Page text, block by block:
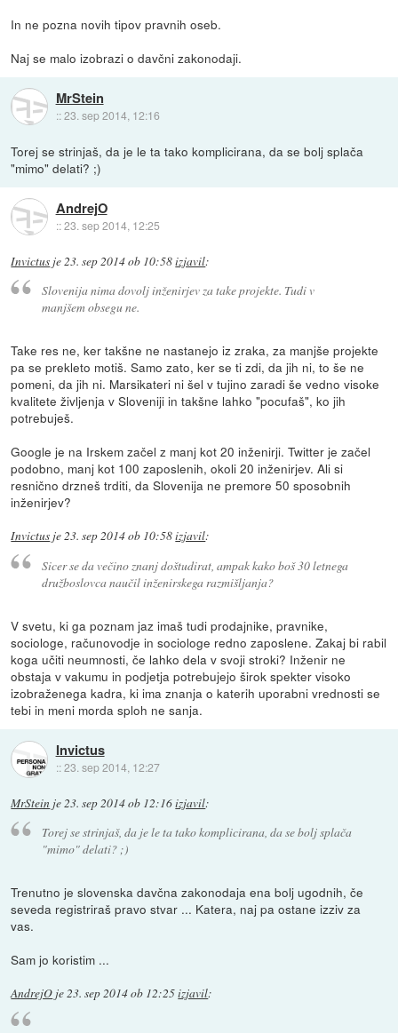
In ne pozna novih tipov pravnih oseb.
Naj se malo izobrazi o davčni zakonodaji.
MrStein
::23. sep 2014, 12:16
Torej se strinjaš, da je le ta tako komplicirana, da se bolj splača
"mimo" delati? ;)
AndrejO
::23. sep 2014, 12:25
Invictus je23. sep 2014 ob 10:58izjavil:
Slovenija nima dovolj inženirjev za take projekte. Tudi v
manjšem obsegu ne.
Take res ne, ker takšne ne nastanejo iz zraka, za manjše projekte
pa se prekleto motiš. Samo zato, ker se ti zdi, da jih ni, to še ne
pomeni, da jih ni. Marsikateri ni šel v tujino zaradi še vedno visoke
kvalitete življenja v Sloveniji in takšne lahko "pocufaš", ko jih
potrebuješ.
Google je na Irskem začel z manj kot 20 inženirji. Twitter je začel
podobno, manj kot 100 zaposlenih, okoli 20 inženirjev. Ali si
resnično drzneš trditi, da Slovenija ne premore 50 sposobnih
inženirjev?
Invictus je23. sep 2014 ob 10:58izjavil:
Sicer se da večino znanj doštudirat, ampak kako boš 30 letnega
družboslovca naučil inženirskega razmišljanja?
V svetu, ki ga poznam jaz imaš tudi prodajnike, pravnike,
sociologe, računovodje in sociologe redno zaposlene. Zakaj bi rabil
koga učiti neumnosti, če lahko dela v svoji stroki? Inženir ne
obstaja v vakumu in podjetja potrebujejo širok spekter visoko
izobraženega kadra, ki ima znanja o katerih uporabni vrednosti se
tebi in meni morda sploh ne sanja.
Invictus
::23. sep 2014, 12:27
MrStein je23. sep 2014 ob 12:16izjavil:
Torej se strinjaš, da je le ta tako komplicirana, da se bolj splača
"mimo" delati? ;)
Trenutno je slovenska davčna zakonodaja ena bolj ugodnih, če
seveda registriraš pravo stvar ... Katera, naj pa ostane izziv za
vas.
Sam jo koristim ...
AndrejO je23. sep 2014 ob 12:25izjavil: